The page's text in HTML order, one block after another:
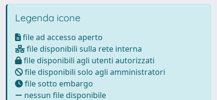
Legenda icone
file ad accesso aperto
file disponibili sulla rete interna
file disponibili agli utenti autorizzati
file disponibili solo agli amministratori
file sotto embargo
nessun file disponibile